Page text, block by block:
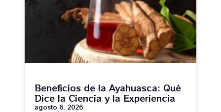
Beneficios de la Ayahuasca: Qué
Dice la Ciencia y la Experiencia
agosto 6, 2026